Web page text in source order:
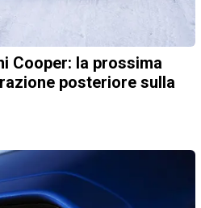
Cooper: la prossima
posteriore sulla